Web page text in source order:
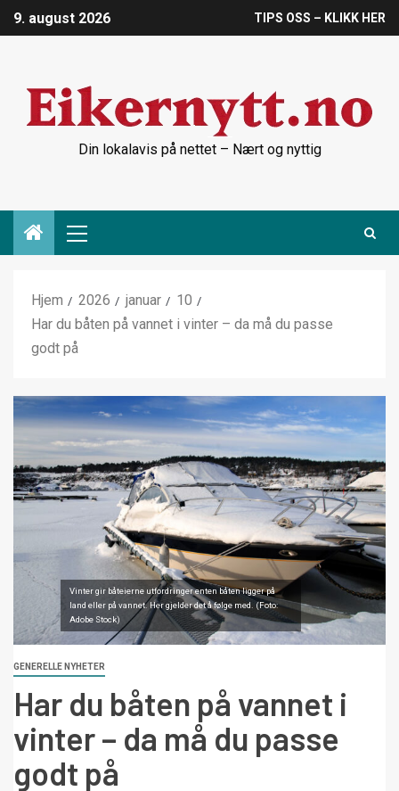
9. august 2026 TIPS OSS – KLIKK HER
Din lokalavis på nettet – Nært og nyttig
Hjem 2026 januar
10
Har du båten på vannet i vinter – da må du passe
godt på
Vinter gir båteierne utfordringer enten båten ligger på
land eller på vannet. Her gjelder det å følge med. (Foto:
Adobe Stock)
GENERELLE NYHETER
Har du båten på vannet i
vinter – da må du passe
godt på